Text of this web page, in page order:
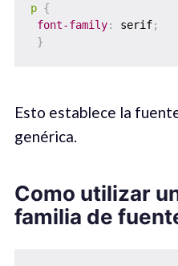
p {
font-family: serif;
}
Esto establece la
genérica.
Como utilizar
familia de